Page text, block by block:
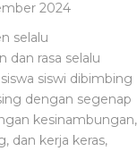
2024
selalu
dan rasa selalu
siswi dibimbing
dengan segenap
kesinambungan,
dan kerja keras,